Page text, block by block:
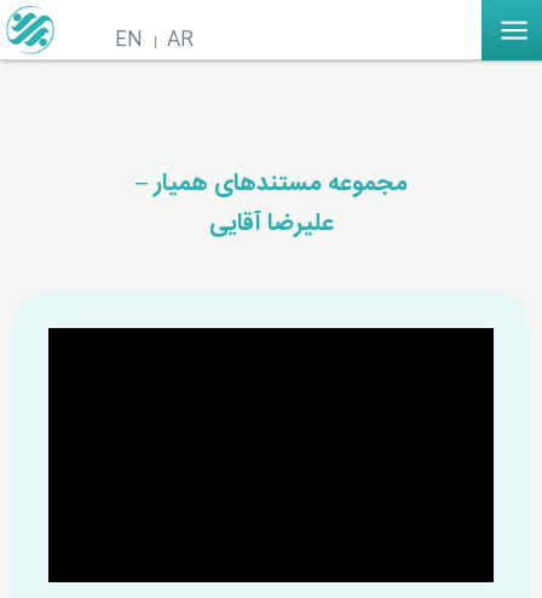
AR
EN
مجموعه مستندهای همیار –
علیرضا آقایی